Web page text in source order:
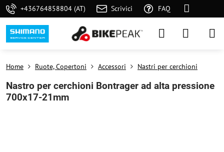
+436764858804 (AT) Scrivici FAQ
Home Ruote, Copertoni Accessori Nastri per cerchioni
Nastro per cerchioni Bontrager ad alta pressione
700x17-21mm